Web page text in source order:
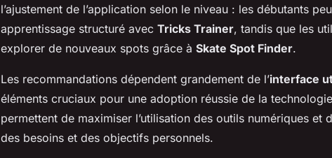
l’ajustement de l’application selon le niveau : les débutants
apprentissage structuré avec Tricks Trainer, tandis que les
explorer de nouveaux spots grâce à Skate Spot Finder.
Les recommandations dépendent grandement de l’interface
éléments cruciaux pour une adoption réussie de la
permettent de maximiser l’utilisation des outils numériques et
des besoins et des objectifs personnels.